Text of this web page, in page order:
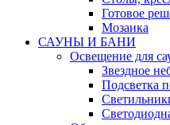
Готовое
Мозаика
САУНЫ И БАНИ
Освещение для
Звездное
Подсветка